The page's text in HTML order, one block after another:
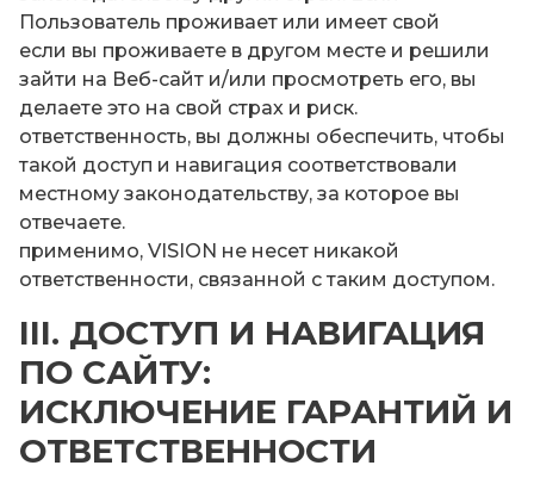
Пользователь проживает или имеет свой
если вы проживаете в другом месте и решили
зайти на Веб-сайт и/или просмотреть его, вы
делаете это на свой страх и риск.
ответственность, вы должны обеспечить, чтобы
такой доступ и навигация соответствовали
местному законодательству, за которое вы
отвечаете.
применимо, VISION не несет никакой
ответственности, связанной с таким доступом.
III. ДОСТУП И НАВИГАЦИЯ
ПО САЙТУ:
ИСКЛЮЧЕНИЕ ГАРАНТИЙ И
ОТВЕТСТВЕННОСТИ